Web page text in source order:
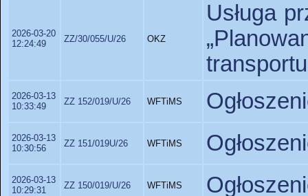
2026-03-20
12:24:49
ZZ/30/055/U/26 OKZ
Usługa
2026-03-13
10:33:49
ZZ 152/019/U/26 WFTiMS
2026-03-13
10:30:56
ZZ 151/019U/26 WFTiMS
2026-03-13
10:29:31
ZZ 150/019/U/26 WFTiMS